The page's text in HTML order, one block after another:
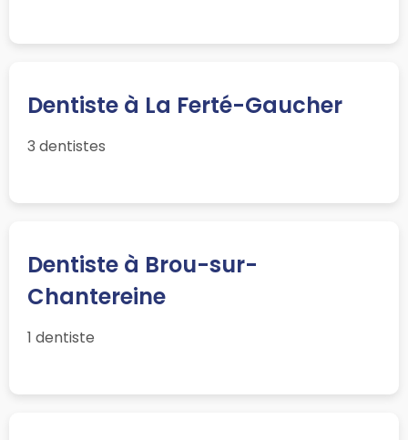
Dentiste à La Ferté-Gaucher
3 dentistes
Dentiste à Brou-sur-
Chantereine
1 dentiste